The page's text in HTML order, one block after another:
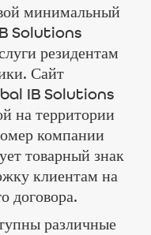
минимальный
Solutions
резидентам
Сайт
IB Solutions
на территории
компании
товарный знак
клиентам на
договора.
различные